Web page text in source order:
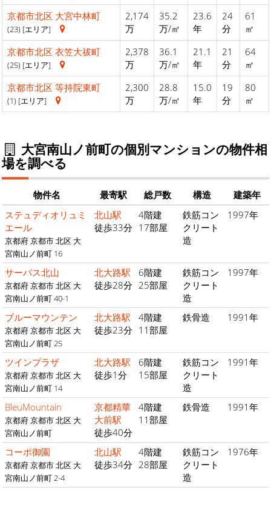
京都市北区 大宮中林町
(23) [エリア]
2,174
万
35.2
万/㎡
23.6
年
24
分
61
㎡
京都市北区 衣笠大祓町
(25) [エリア]
2,378
万
36.1
万/㎡
21.1
年
21
分
64
㎡
京都市北区 等持院東町
(1) [エリア]
2,300
万
28.8
万/㎡
15.0
年
19
分
80
㎡
大宮南山ノ前町の個別マンションの物件相
場を調べる
物件名 最寄駅 総戸数 構造
建築年
ステュディオリュミ
エール
京都府 京都市 北区 大
宮南山ノ前町 16
北山駅
徒歩33分
4階建
17部屋
鉄筋コン
クリート
造
1997年
サーパス北山
京都府 京都市 北区 大
宮南山ノ前町 40-1
北大路駅
徒歩28分
6階建
25部屋
鉄筋コン
クリート
造
1997年
ブルーマウンテン
京都府 京都市 北区 大
宮南山ノ前町 25
北大路駅
徒歩23分
4階建
11部屋
鉄骨造 1991年
ツインプラザ
京都府 京都市 北区 大
宮南山ノ前町 14
北大路駅
徒歩1分
6階建
15部屋
鉄筋コン
クリート
造
1991年
BleuMountain
京都府 京都市 北区 大
宮南山ノ前町
京都精華
大前駅
徒歩40分
4階建
11部屋
鉄骨造 1991年
コーポ御園
京都府 京都市 北区 大
宮南山ノ前町 2-4
北山駅
徒歩34分
4階建
28部屋
鉄筋コン
クリート
造
1976年